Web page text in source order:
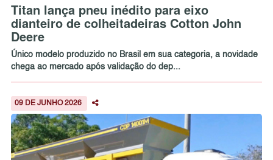
Titan lança pneu inédito para eixo
dianteiro de colheitadeiras Cotton John
Deere
Único modelo produzido no Brasil em sua categoria, a novidade
chega ao mercado após validação do dep...
09 DE JUNHO 2026